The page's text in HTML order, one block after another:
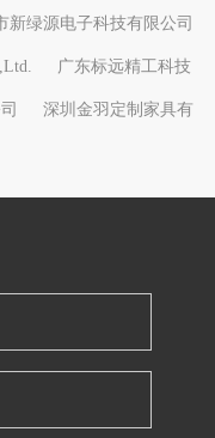
新绿源电子科技有限公司
广东标远精工科技
深圳金羽定制家具有